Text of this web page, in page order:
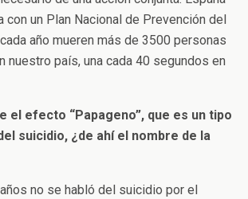
con un Plan Nacional de Prevención del
año mueren más de 3500 personas
nuestro país, una cada 40 segundos en
el efecto “Papageno”, que es un tipo
suicidio, ¿de ahí el nombre de la
no se habló del suicidio por el